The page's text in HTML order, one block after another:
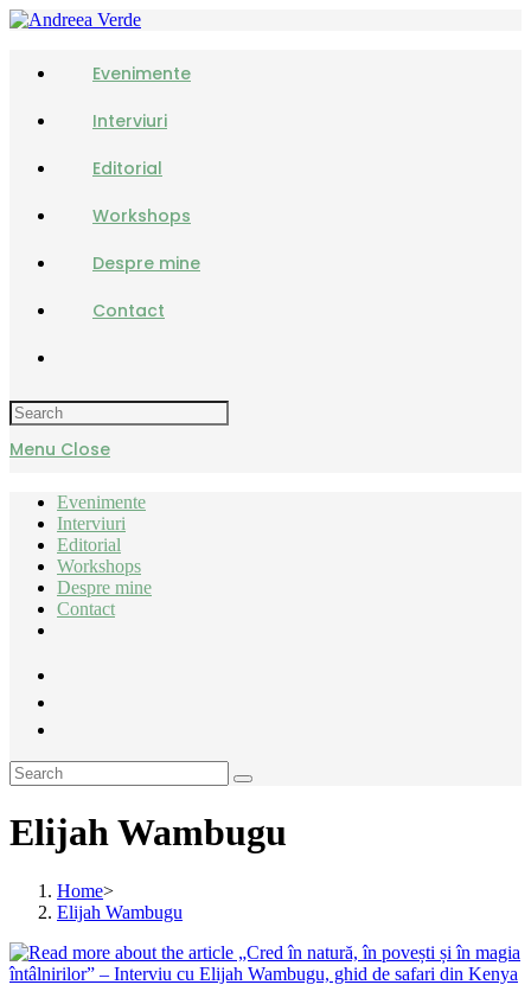
Evenimente
Interviuri
Editorial
Workshops
Despre mine
Contact
Menu Close
Evenimente
Interviuri
Editorial
Workshops
Despre mine
Contact
Elijah Wambugu
Home>
Elijah Wambugu